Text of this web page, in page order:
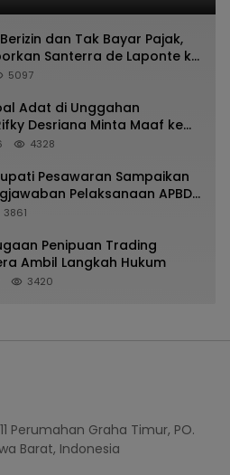
dan Tak Bayar Pajak,
Santerra de Laponte ke
Batu
5097
Adat di Unggahan
Desriana Minta Maaf ke
Kubar
4328
Pesawaran Sampaikan
Pelaksanaan APBD
3861
Penipuan Trading
Ambil Langkah Hukum
3420
Perumahan Graha Timur, PO.
Barat, Indonesia